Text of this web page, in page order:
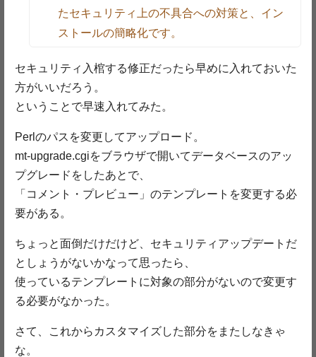
たセキュリティ上の不具合への対策と、イン
ストールの簡略化です。
セキュリティ入棺する修正だったら早めに入れておいた
方がいいだろう。
ということで早速入れてみた。
Perlのパスを変更してアップロード。
mt-upgrade.cgiをブラウザで開いてデータベースのアッ
プグレードをしたあとで、
「コメント・プレビュー」のテンプレートを変更する必
要がある。
ちょっと面倒だけだけど、セキュリティアップデートだ
としょうがないかなって思ったら、
使っているテンプレートに対象の部分がないので変更す
る必要がなかった。
さて、これからカスタマイズした部分をまたしなきゃ
な。